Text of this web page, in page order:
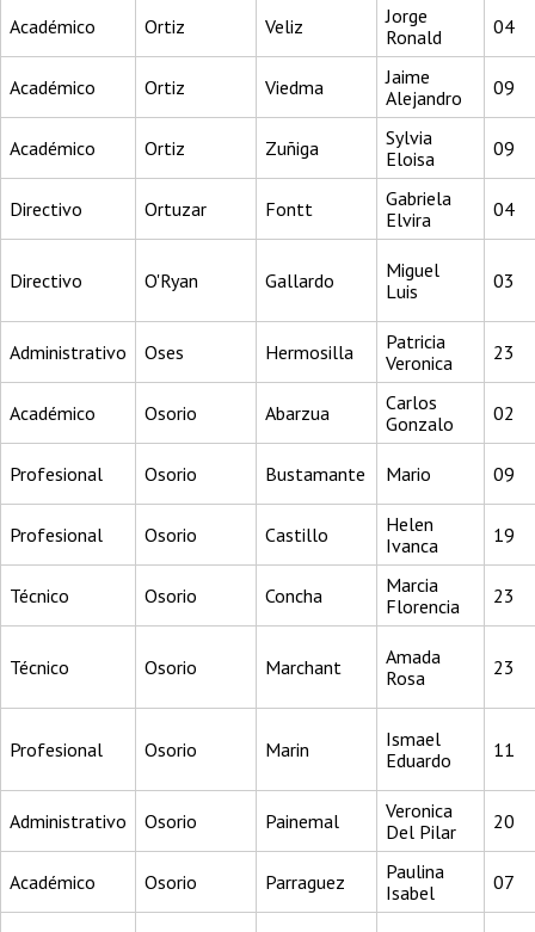
Académico Ortiz Veliz
Jorge
Ronald
04
Académico Ortiz Viedma
Jaime
Alejandro
09
Académico Ortiz Zuñiga
Sylvia
Eloisa
09
Directivo Ortuzar Fontt
Gabriela
Elvira
04
Directivo O'Ryan Gallardo
Miguel
Luis
03
Administrativo Oses Hermosilla
Patricia
Veronica
23
Académico Osorio Abarzua
Carlos
Gonzalo
02
Profesional Osorio Bustamante Mario 09
Profesional Osorio Castillo
Helen
Ivanca
19
Técnico Osorio Concha
Marcia
Florencia
23
Técnico Osorio Marchant
Amada
Rosa
23
Profesional Osorio Marin
Ismael
Eduardo
11
Administrativo Osorio Painemal
Veronica
Del Pilar
20
Académico Osorio Parraguez
Paulina
Isabel
07